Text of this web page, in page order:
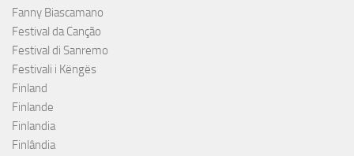
Fanny Biascamano
Festival da Canção
Festival di Sanremo
Festivali i Këngës
Finland
Finlande
Finlandia
Finlândia